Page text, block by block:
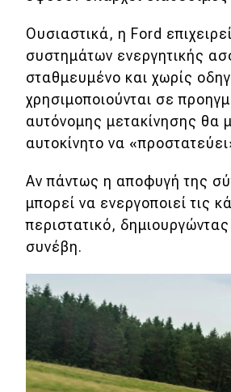
Συμβουλές
Χρηστικά
Συμβουλές
ΚΤΕΟ
eDRIVE
Ουσιαστικά, η Ford
συστημάτων ενεργητικής
σταθμευμένο και χωρίς
χρησιμοποιούνται σε
αυτόνομης μετακίνησης θα
αυτοκίνητο να
Αν πάντως η αποφυγή της
μπορεί να ενεργοποιεί τις
περιστατικό,
συνέβη.